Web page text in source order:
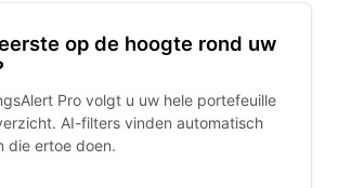
op de hoogte rond uw
Pro volgt u uw hele portefeuille
AI-filters vinden automatisch
die ertoe doen.